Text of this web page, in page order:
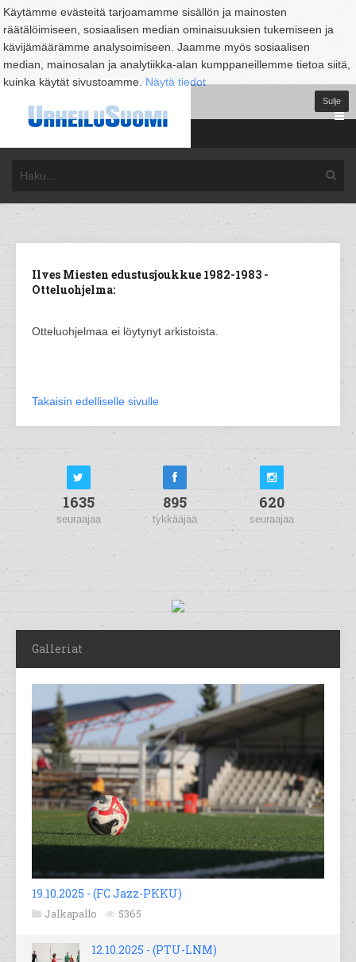
Käytämme evästeitä tarjoamamme sisällön ja mainosten
räätälöimiseen, sosiaalisen median ominaisuuksien tukemiseen ja
kävijämäärämme analysoimiseen. Jaamme myös sosiaalisen
median, mainosalan ja analytiikka-alan kumppaneillemme tietoa siitä,
kuinka käytät sivustoamme. Näytä tiedot
Sulje
Ilves Miesten edustusjoukkue 1982-1983 -
Otteluohjelma:
Otteluohjelmaa ei löytynyt arkistoista.
Takaisin edelliselle sivulle
1635
seuraajaa
895
tykkääjää
620
seuraajaa
Galleriat
19.10.2025 - (FC Jazz-PKKU)
Jalkapallo 5365
12.10.2025 - (PTU-LNM)